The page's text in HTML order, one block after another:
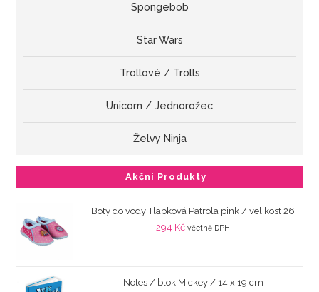
Spongebob
Star Wars
Trollové / Trolls
Unicorn / Jednorožec
Želvy Ninja
Akční Produkty
Boty do vody Tlapková Patrola pink / velikost 26
294 Kč včetně DPH
Notes / blok Mickey / 14 x 19 cm